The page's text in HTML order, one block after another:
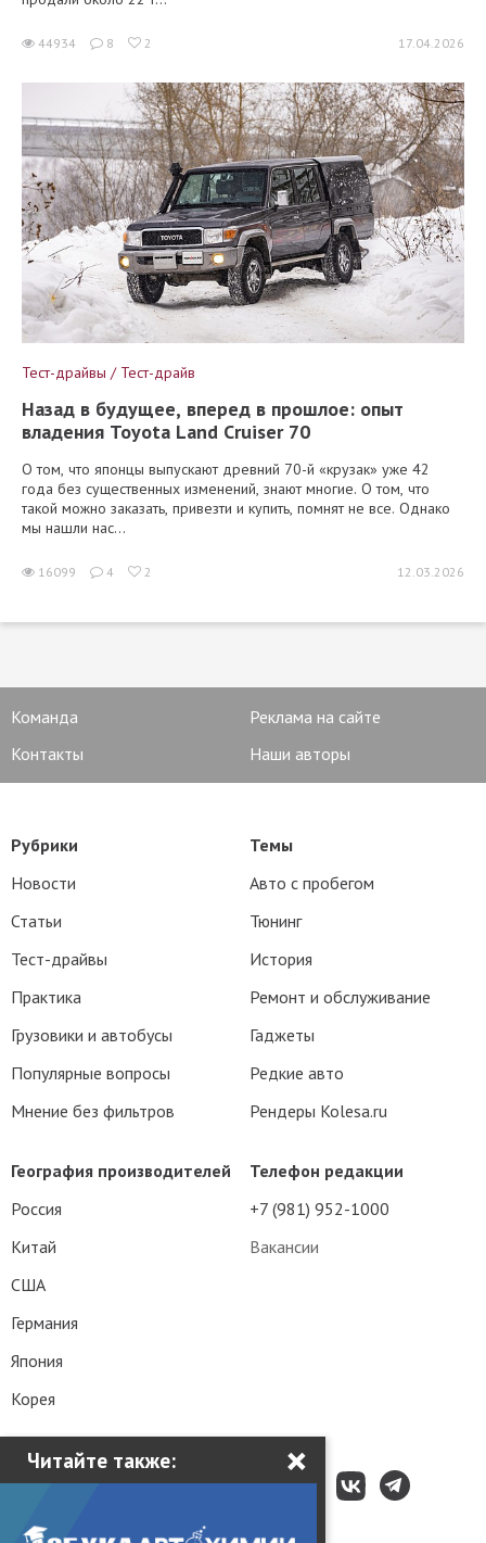
Читайте также: ×
44934 8 2 17.04.2026
Тест-драйвы / Тест-драйв
Назад в будущее, вперед в прошлое: опыт
владения Toyota Land Cruiser 70
О том, что японцы выпускают древний 70-й «крузак» уже 42
года без существенных изменений, знают многие. О том, что
такой можно заказать, привезти и купить, помнят не все. Однако
мы нашли нас...
16099 4 2 12.03.2026
Команда
Реклама на сайте
Контакты
Наши авторы
Телефон редакции
+7 (981) 952-1000
Вакансии
Рубрики
Новости
Статьи
Тест-драйвы
Практика
Грузовики и автобусы
Популярные вопросы
Мнение без фильтров
Темы
Авто с пробегом
Тюнинг
История
Ремонт и обслуживание
Гаджеты
Редкие авто
Рендеры Kolesa.ru
География производителей
Россия
Китай
США
Германия
Япония
Корея